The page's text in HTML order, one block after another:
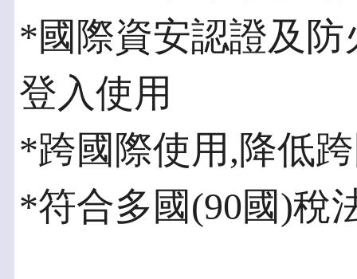
*國際資安認證及防
登入使用
*跨國際使用,降低
*符合多國(90國)稅